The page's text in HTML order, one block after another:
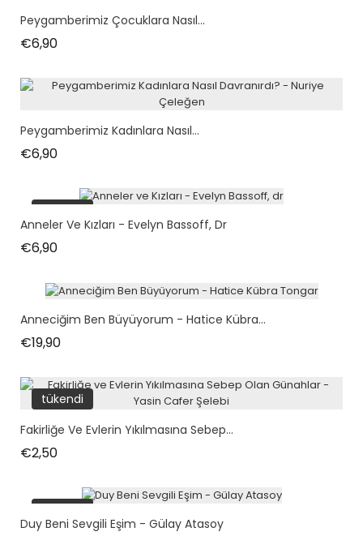
Peygamberimiz Çocuklara Nasıl...
€6,90Fiyat
Peygamberimiz Kadınlara Nasıl...
€6,90Fiyat
tükendi
Anneler Ve Kızları - Evelyn Bassoff, Dr
€6,90Fiyat
Anneciğim Ben Büyüyorum - Hatice Kübra...
€19,90Fiyat
tükendi
Fakirliğe Ve Evlerin Yıkılmasına Sebep...
€2,50Fiyat
tükendi
Duy Beni Sevgili Eşim - Gülay Atasoy